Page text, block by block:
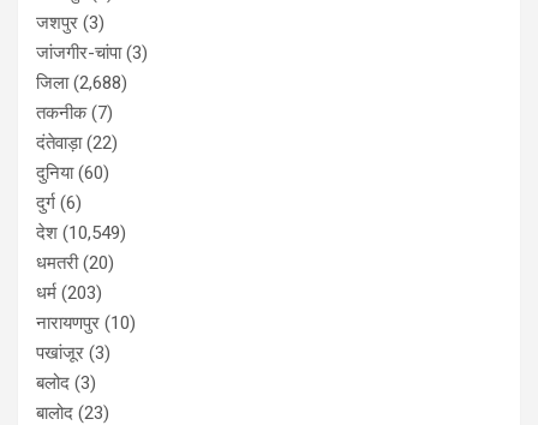
जशपुर (3)
जांजगीर-चांपा(3)
जिला(2,688)
तकनीक(7)
दंतेवाड़ा(22)
दुनिया(60)
दुर्ग (6)
देश (10,549)
धमतरी(20)
धर्म (203)
नारायणपुर (10)
पखांजूर (3)
बलोद (3)
बालोद (23)